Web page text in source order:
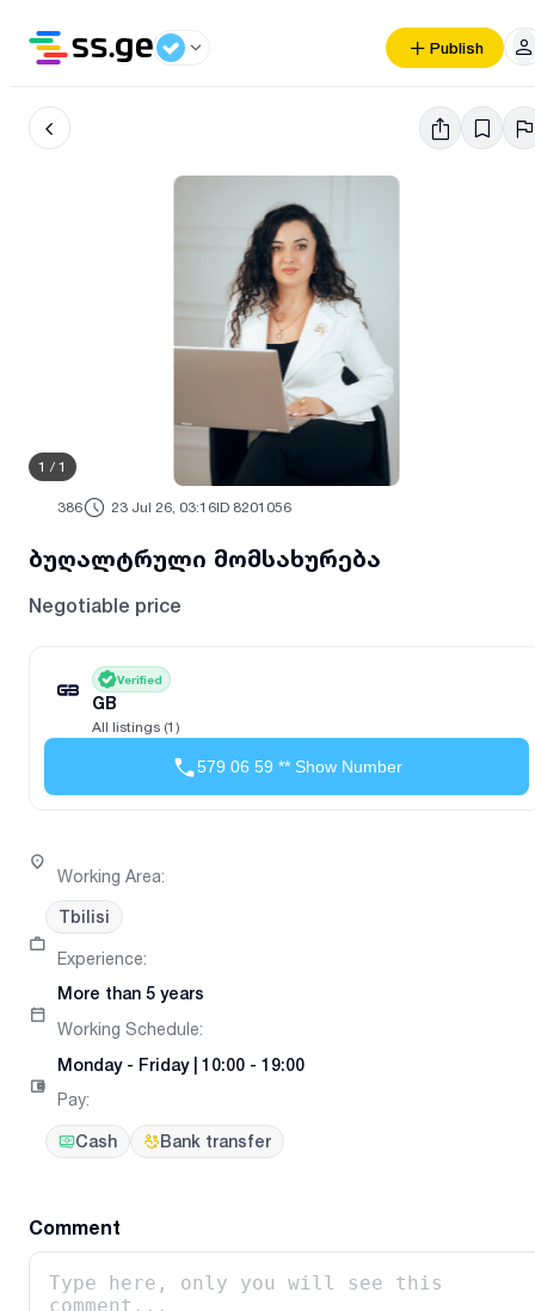
Publish
1 / 1
386 23 Jul 26, 03:16ID 8201056
ბუღალტრული მომსახურება
Negotiable price
Verified
GB
All listings (1)
579 06 59 ** Show Number
Working Area:
Tbilisi
Experience:
More than 5 years
Working Schedule:
Monday- Friday| 10:00 - 19:00
Pay:
Cash Bank transfer
Comment